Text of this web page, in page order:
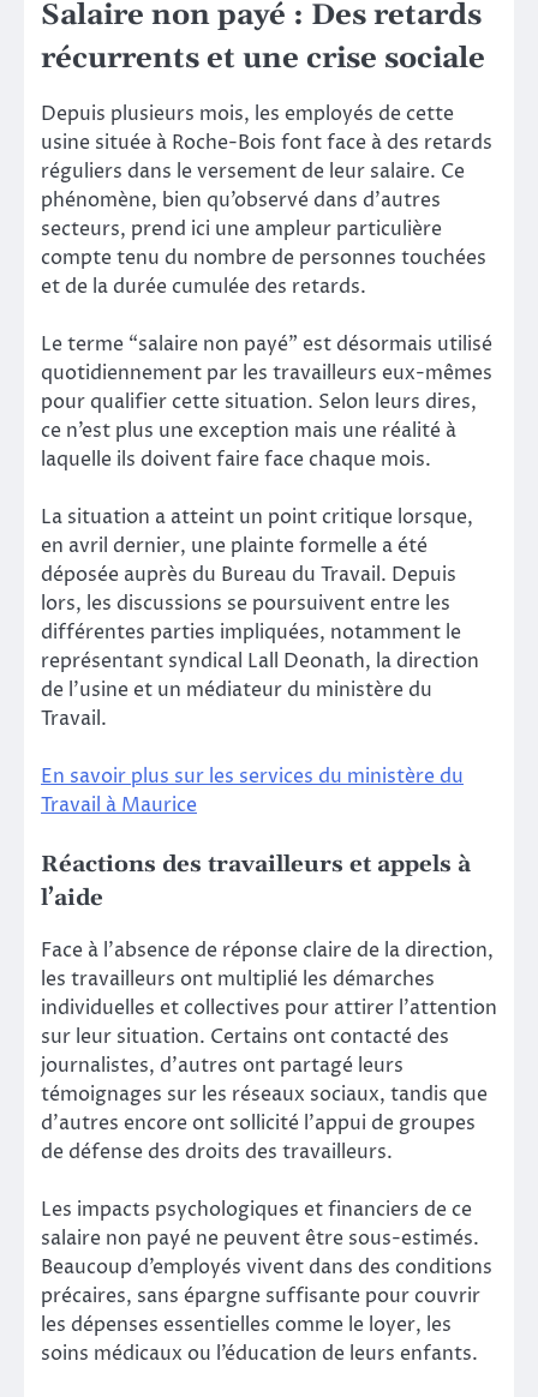
Salaire non payé : Des retards
récurrents et une crise sociale
Depuis plusieurs mois, les employés de cette
usine située à Roche-Bois font face à des retards
réguliers dans le versement de leur salaire. Ce
phénomène, bien qu’observé dans d’autres
secteurs, prend ici une ampleur particulière
compte tenu du nombre de personnes touchées
et de la durée cumulée des retards.
Le terme “salaire non payé” est désormais utilisé
quotidiennement par les travailleurs eux-mêmes
pour qualifier cette situation. Selon leurs dires,
ce n’est plus une exception mais une réalité à
laquelle ils doivent faire face chaque mois.
La situation a atteint un point critique lorsque,
en avril dernier, une plainte formelle a été
déposée auprès du Bureau du Travail. Depuis
lors, les discussions se poursuivent entre les
différentes parties impliquées, notamment le
représentant syndical Lall Deonath, la direction
de l’usine et un médiateur du ministère du
Travail.
En savoir plus sur les services du ministère du
Travail à Maurice
Réactions des travailleurs et appels à
l’aide
Face à l’absence de réponse claire de la direction,
les travailleurs ont multiplié les démarches
individuelles et collectives pour attirer l’attention
sur leur situation. Certains ont contacté des
journalistes, d’autres ont partagé leurs
témoignages sur les réseaux sociaux, tandis que
d’autres encore ont sollicité l’appui de groupes
de défense des droits des travailleurs.
Les impacts psychologiques et financiers de ce
salaire non payé ne peuvent être sous-estimés.
Beaucoup d’employés vivent dans des conditions
précaires, sans épargne suffisante pour couvrir
les dépenses essentielles comme le loyer, les
soins médicaux ou l’éducation de leurs enfants.